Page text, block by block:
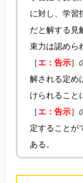
に対し、学習
だと解する見
束力は認めら
［エ：告示］
解される定め
けられること
［エ：告示］
定することが
ある。